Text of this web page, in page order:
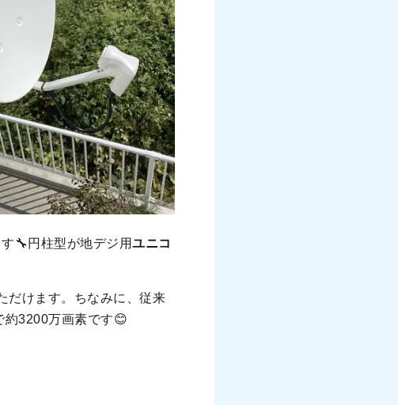
🔧円柱型が地デジ用ユニコ
だけます。ちなみに、従来
約3200万画素です😊